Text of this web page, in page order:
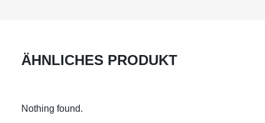
ÄHNLICHES PRODUKT
Nothing found.